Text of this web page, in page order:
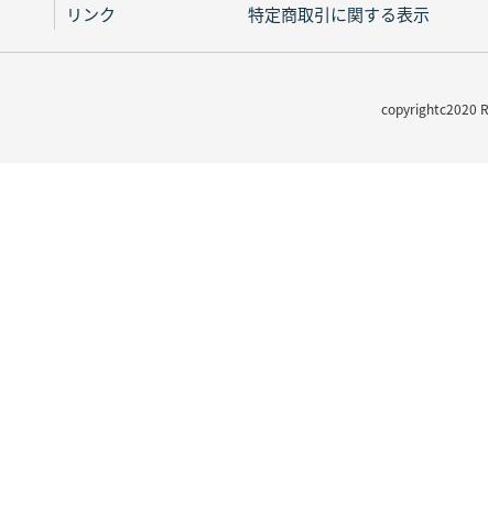
リンク
特定商取引に関する表示
copyrightc2020